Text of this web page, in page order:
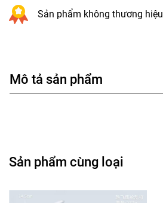
Sản phẩm không thương hiệu
Mô tả sản phẩm
Sản phẩm cùng loại